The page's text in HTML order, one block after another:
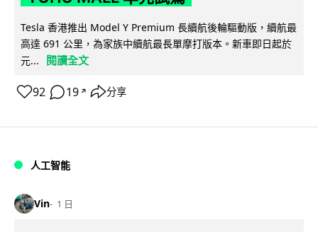
Tesla 香港推出 Model Y Premium 長續航後輪驅動版，續航最
高達 691 公里，為家族中續航最長單摩打版本。新車即日起於
元...
閱讀全文
92 19 ↗ 分享
人工智能
Vin 1 日